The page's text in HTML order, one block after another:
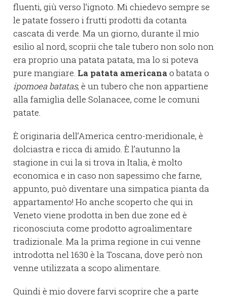
fluenti, giù verso l’ignoto. Mi chiedevo sempre se
le patate fossero i frutti prodotti da cotanta
cascata di verde. Ma un giorno, durante il mio
esilio al nord, scoprii che tale tubero non solo non
era proprio una patata patata, ma lo si poteva
pure mangiare. La patata americanao batata o
ipomoea batatas, è un tubero che non appartiene
alla famiglia delle Solanacee, come le comuni
patate.
È originaria dell’America centro-meridionale, è
dolciastra e ricca di amido. È l’autunno la
stagione in cui la si trova in Italia, è molto
economica e in caso non sapessimo che farne,
appunto, può diventare una simpatica pianta da
appartamento! Ho anche scoperto che qui in
Veneto viene prodotta in ben due zone ed è
riconosciuta come prodotto agroalimentare
tradizionale. Ma la prima regione in cui venne
introdotta nel 1630 è la Toscana, dove però non
venne utilizzata a scopo alimentare.
Quindi è mio dovere farvi scoprire che a parte